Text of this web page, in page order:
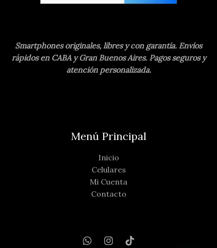
Smartphones originales, libres y con garantía. Envíos
rápidos en CABA y Gran Buenos Aires. Pagos seguros y
atención personalizada.
Menú Principal
Inicio
Celulares
Mi Cuenta
Contacto